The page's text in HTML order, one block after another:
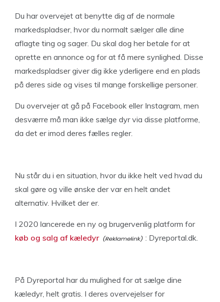
Du har overvejet at benytte dig af de normale
markedspladser, hvor du normalt sælger alle dine
aflagte ting og sager. Du skal dog her betale for at
oprette en annonce og for at få mere synlighed. Disse
markedspladser giver dig ikke yderligere end en plads
på deres side og vises til mange forskellige personer.
Du overvejer at gå på Facebook eller Instagram, men
desværre må man ikke sælge dyr via disse platforme,
da det er imod deres fælles regler.
Nu står du i en situation, hvor du ikke helt ved hvad du
skal gøre og ville ønske der var en helt andet
alternativ. Hvilket der er.
I 2020 lancerede en ny og brugervenlig platform for
køb og salg af kæledyr
: Dyreportal.dk.
På Dyreportal har du mulighed for at sælge dine
kæledyr, helt gratis. I deres overvejelser for